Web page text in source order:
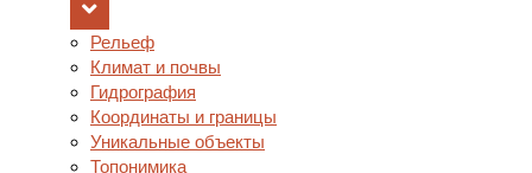
Рельеф
Климат и почвы
Гидрография
Координаты и границы
Уникальные объекты
Топонимика